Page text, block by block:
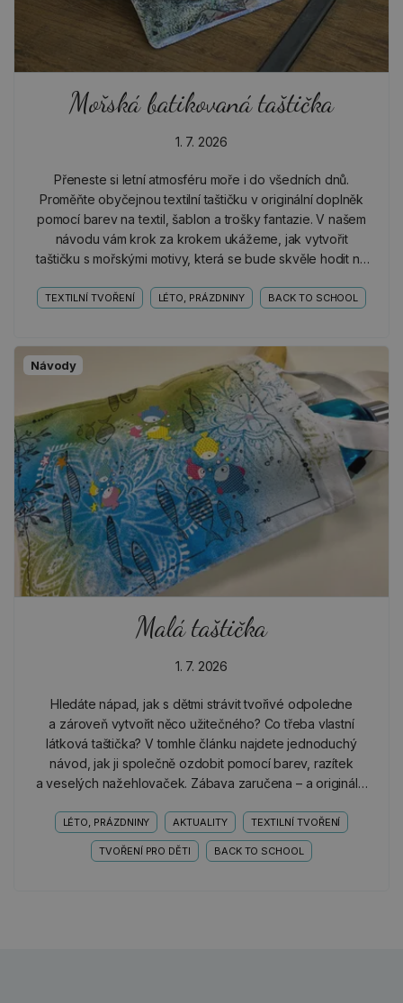
Mořská batikovaná taštička
1. 7. 2026
Přeneste si letní atmosféru moře i do všedních dnů.
Proměňte obyčejnou textilní taštičku v originální doplněk
pomocí barev na textil, šablon a trošky fantazie. V našem
návodu vám krok za krokem ukážeme, jak vytvořit
taštičku s mořskými motivy, která se bude skvěle hodit na
TEXTILNÍ TVOŘENÍ LÉTO, PRÁZDNINY BACK TO SCHOOL
Návody
Malá taštička
1. 7. 2026
Hledáte nápad, jak s dětmi strávit tvořivé odpoledne
a zároveň vytvořit něco užitečného? Co třeba vlastní
látková taštička? V tomhle článku najdete jednoduchý
návod, jak ji společně ozdobit pomocí barev, razítek
a veselých nažehlovaček. Zábava zaručena – a originální
LÉTO, PRÁZDNINY AKTUALITY TEXTILNÍ TVOŘENÍ
TVOŘENÍ PRO DĚTI BACK TO SCHOOL